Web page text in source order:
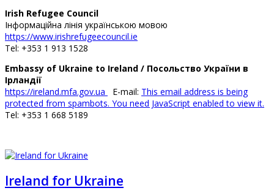
Irish Refugee Council
Інформаційна лінія українською мовою
https://www.irishrefugeecouncil.ie
Tel: +353 1 913 1528
Embassy of Ukraine to Ireland / Посольство України в
Ірландії
https://ireland.mfa.gov.ua
E-mail: This email address is being
protected from spambots. You need JavaScript enabled to view it.
Tel: +353 1 668 5189
Ireland for Ukraine